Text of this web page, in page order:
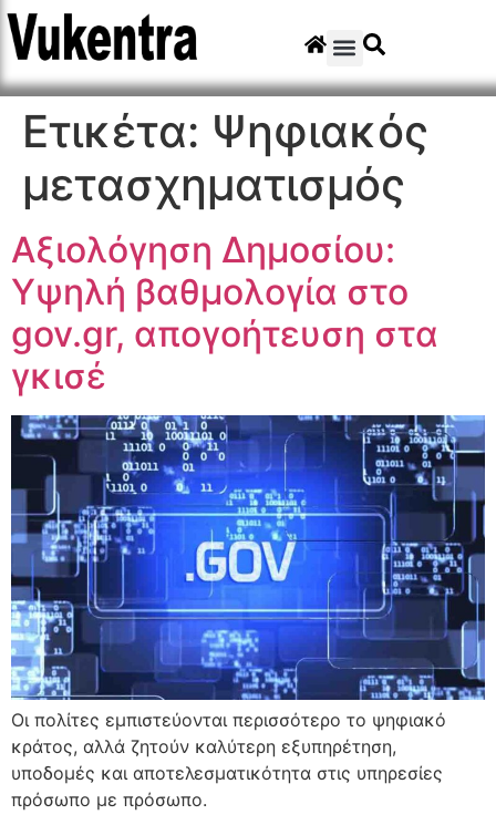
Ετικέτα: Ψηφιακός
μετασχηματισμός
Αξιολόγηση Δημοσίου:
Υψηλή βαθμολογία στο
gov.gr, απογοήτευση στα
γκισέ
Οι πολίτες εμπιστεύονται περισσότερο το ψηφιακό
κράτος, αλλά ζητούν καλύτερη εξυπηρέτηση,
υποδομές και αποτελεσματικότητα στις υπηρεσίες
πρόσωπο με πρόσωπο.